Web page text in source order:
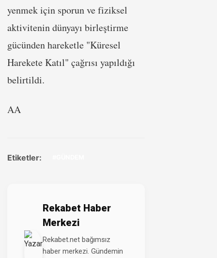
yenmek için sporun ve fiziksel
aktivitenin dünyayı birleştirme
gücünden hareketle "Küresel
Harekete Katıl" çağrısı yapıldığı
belirtildi.
AA
Etiketler:
Rekabet Haber
Merkezi
Rekabet.net bağımsız
haber merkezi. Gündemin